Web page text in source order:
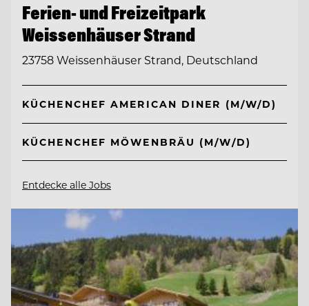
Ferien- und Freizeitpark
Weissenhäuser Strand
23758 Weissenhäuser Strand, Deutschland
KÜCHENCHEF AMERICAN DINER (M/W/D)
KÜCHENCHEF MÖWENBRÄU (M/W/D)
Entdecke alle Jobs